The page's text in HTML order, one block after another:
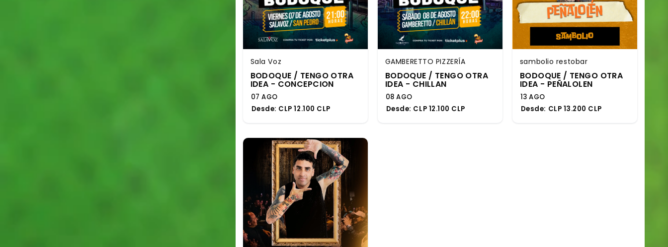
Sala Voz
BODOQUE / TENGO OTRA
IDEA - CONCEPCION
07 AGO
Desde: CLP 12.100 CLP
GAMBERETTO PIZZERÍA
BODOQUE / TENGO OTRA
IDEA - CHILLAN
08 AGO
Desde: CLP 12.100 CLP
sambolio restobar
BODOQUE / TENGO OTRA
IDEA - PEÑALOLEN
13 AGO
Desde: CLP 13.200 CLP